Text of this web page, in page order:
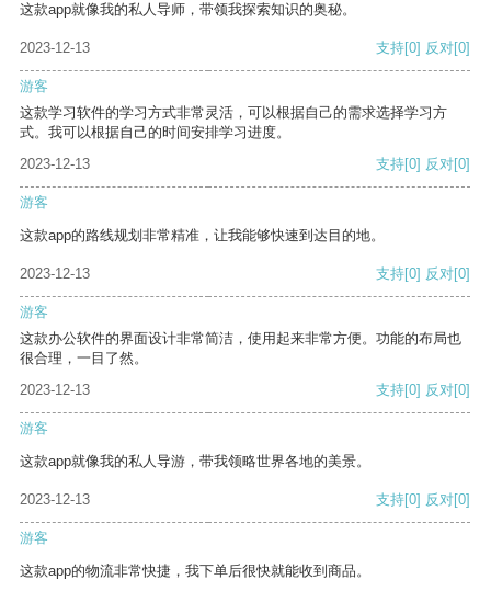
这款app就像我的私人导师，带领我探索知识的奥秘。
2023-12-13 支持[0] 反对[0]
游客
这款学习软件的学习方式非常灵活，可以根据自己的需求选择学习方
式。我可以根据自己的时间安排学习进度。
2023-12-13
支持[0] 反对[0]
游客
这款app的路线规划非常精准，让我能够快速到达目的地。
2023-12-13 支持[0] 反对[0]
游客
这款办公软件的界面设计非常简洁，使用起来非常方便。功能的布局也
很合理，一目了然。
2023-12-13
支持[0] 反对[0]
游客
这款app就像我的私人导游，带我领略世界各地的美景。
2023-12-13 支持[0] 反对[0]
游客
这款app的物流非常快捷，我下单后很快就能收到商品。